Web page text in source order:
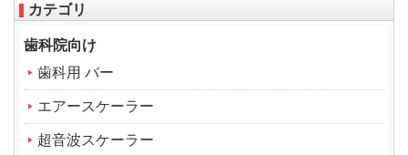
カテゴリ
歯科院向け
歯科用 バー
エアースケーラー
超音波スケーラー